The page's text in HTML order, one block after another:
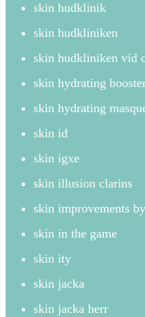
skin hudklinik
skin hudkliniken
skin hudkliniken vid
skin hydrating
skin hydrating
skin id
skin igxe
skin illusion clarins
skin improvements
skin in the game
skin ity
skin jacka
skin jacka herr